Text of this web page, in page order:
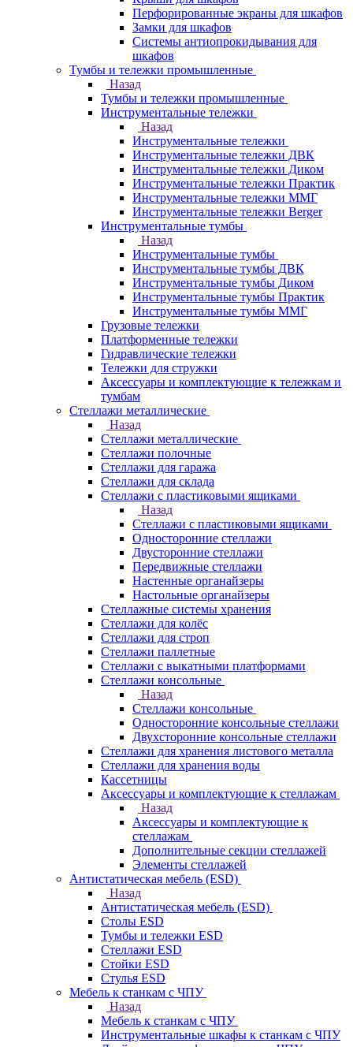
Перфорированные экраны для шкафов
Замки для шкафов
Системы антиопрокидывания для
шкафов
Тумбы и тележки промышленные
Назад
Тумбы и тележки промышленные
Инструментальные тележки
Назад
Инструментальные тележки
Инструментальные тележки ДВК
Инструментальные тележки Диком
Инструментальные тележки Практик
Инструментальные тележки ММГ
Инструментальные тележки Berger
Инструментальные тумбы
Назад
Инструментальные тумбы
Инструментальные тумбы ДВК
Инструментальные тумбы Диком
Инструментальные тумбы Практик
Инструментальные тумбы ММГ
Грузовые тележки
Платформенные тележки
Гидравлические тележки
Тележки для стружки
Аксесcуары и комплектующие к тележкам и
тумбам
Стеллажи металлические
Назад
Стеллажи металлические
Стеллажи полочные
Стеллажи для гаража
Стеллажи для склада
Стеллажи с пластиковыми ящиками
Назад
Стеллажи с пластиковыми ящиками
Односторонние стеллажи
Двусторонние стеллажи
Передвижные стеллажи
Настенные органайзеры
Настольные органайзеры
Стеллажные системы хранения
Стеллажи для колёс
Стеллажи для строп
Стеллажи паллетные
Стеллажи с выкатными платформами
Стеллажи консольные
Назад
Стеллажи консольные
Односторонние консольные стеллажи
Двухсторонние консольные стеллажи
Стеллажи для хранения листового металла
Стеллажи для хранения воды
Кассетницы
Аксесcуары и комплектующие к стеллажам
Назад
Аксесcуары и комплектующие к
стеллажам
Дополнительные секции стеллажей
Элементы стеллажей
Антистатическая мебель (ESD)
Назад
Антистатическая мебель (ESD)
Столы ESD
Тумбы и тележки ESD
Стеллажи ESD
Стойки ESD
Стулья ESD
Мебель к станкам с ЧПУ
Назад
Мебель к станкам с ЧПУ
Инструментальные шкафы к станкам с ЧПУ